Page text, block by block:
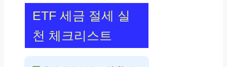
ETF 세금 절세 실
천 체크리스트